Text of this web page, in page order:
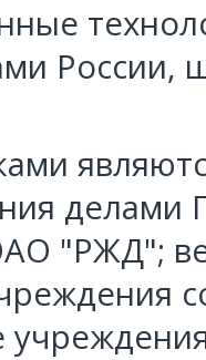
России,
делами
"РЖД";